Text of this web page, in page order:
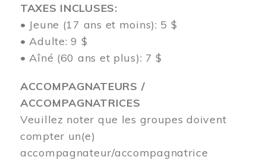
TAXES INCLUSES:
• Jeune (17 ans et moins): 5 $
• Adulte: 9 $
• Aîné (60 ans et plus): 7 $
ACCOMPAGNATEURS /
ACCOMPAGNATRICES
Veuillez noter que les groupes doivent
compter un(e)
accompagnateur/accompagnatrice